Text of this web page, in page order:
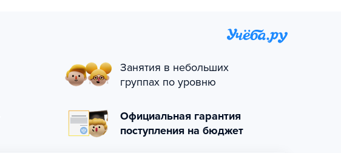
Занятия в небольших
группах по уровню
Официальная гарантия
поступления на бюджет